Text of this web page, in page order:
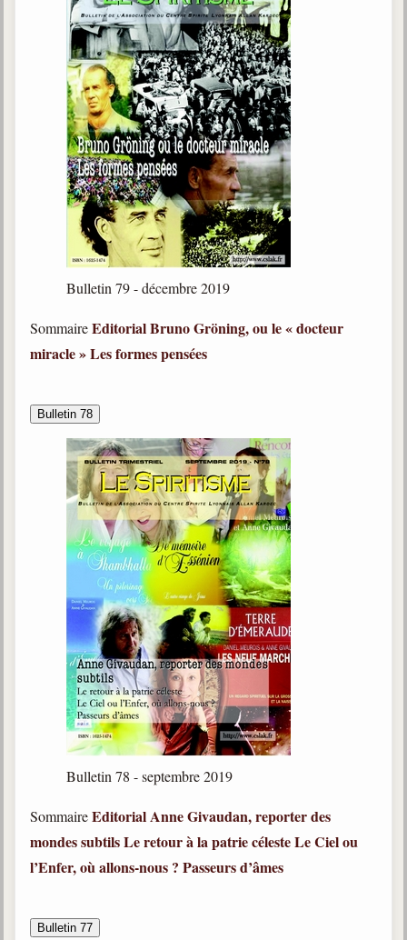
Bulletin 79 - décembre 2019
SommaireEditorialBruno Gröning, ou le « docteur
miracle »Les formes pensées
Bulletin 78
Bulletin 78 - septembre 2019
SommaireEditorialAnne Givaudan, reporter des
mondes subtilsLe retour à la patrie célesteLe Ciel ou
l’Enfer, où allons-nous ? Passeurs d’âmes
Bulletin 77